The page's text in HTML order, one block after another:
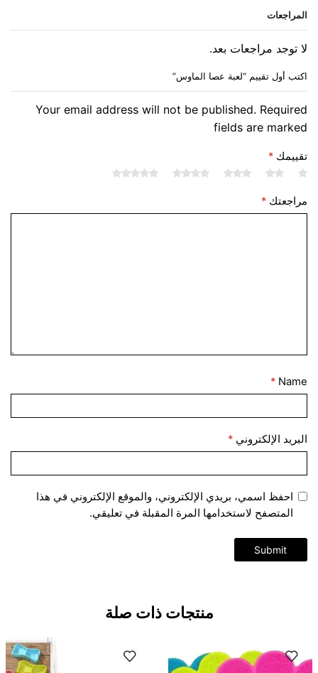
المراجعات
لا توجد مراجعات بعد.
اكتب أول تقييم “لعبة عصا الماوس”
Your email address will not be published. Required
fields are marked
تقييمك *
مراجعتك *
Name
*
البريد الإلكتروني *
احفظ اسمي، بريدي الإلكتروني، والموقع الإلكتروني في هذا
المتصفح لاستخدامها المرة المقبلة في تعليقي.
منتجات ذات صلة